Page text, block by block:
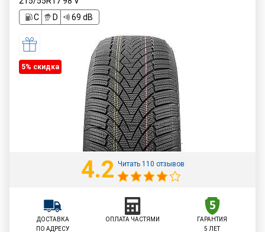
C
D 69 dB
5% cкидка
4.2 Читать 110 отзывов
ДОСТАВКА
ПО АДРЕСУ
ОПЛАТА ЧАСТЯМИ
ГАРАНТИЯ
5 ЛЕТ